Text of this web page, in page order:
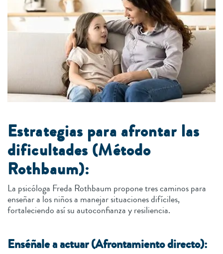
Estrategias para afrontar las
dificultades (Método
Rothbaum):
La psicóloga Freda Rothbaum propone tres caminos para
enseñar a los niños a manejar situaciones difíciles,
fortaleciendo así su autoconfianza y resiliencia.
Enséñale a actuar (Afrontamiento directo):